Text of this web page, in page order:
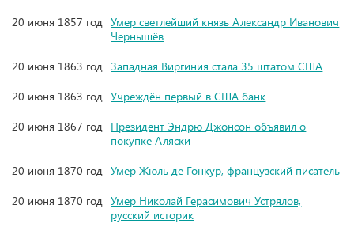
20 июня 1857 год Умер светлейший князь Александр Иванович
Чернышёв
20 июня 1863 год Западная Виргиния стала 35 штатом США
20 июня 1863 год Учреждён первый в США банк
20 июня 1867 год Президент Эндрю Джонсон объявил о
покупке Аляски
20 июня 1870 год Умер Жюль де Гонкур, французский писатель
20 июня 1870 год Умер Николай Герасимович Устрялов,
русский историк